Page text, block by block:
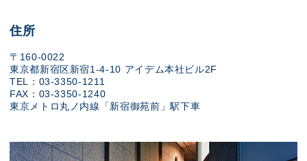
住所
〒160-0022
東京都新宿区新宿1-4-10 アイデム本社ビル2F
TEL：03-3350-1211
FAX：03-3350-1240
東京メトロ丸ノ内線「新宿御苑前」駅下車